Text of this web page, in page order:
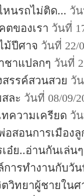
หนรถไม่ติด... วั
ตของเรา วันที่
ม้ปีศาจ วันที่ 22/
ชาแปลกๆ วันที่
สรรค์สวนสวย วั
ละ วันที่ 08/09/
ทความเครียด วั
อสอนการเมืองลู
เอ๋ย..อ่านกันเล่น
การทำงานกับวัน
ตวิทยาผู้ชายในศ